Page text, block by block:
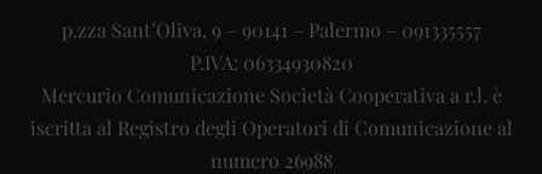
p.zza Sant’Oliva, 9 – 90141 – Palermo – 091335557
P.IVA: 06334930820
Mercurio Comunicazione Società Cooperativa a r.l. è
iscritta al Registro degli Operatori di Comunicazione al
numero 26988